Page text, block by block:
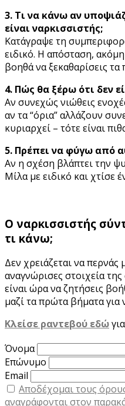
3. Τι να κάνω αν
είναι ναρκισσιστής;
Κατάγραψε τη
ειδικό. Η απόσταση,
βοηθά να ξεκαθαρίσεις τα
4. Πώς θα ξέρω ότι δεν
Αν συνεχώς νιώθεις
αν τα “όρια” αλλάζουν
κυριαρχεί – τότε είναι
5. Πρέπει να φύγω από
Αν η σχέση βλάπτει την
Μίλα με ειδικό και χτίσε
Ο ναρκισσιστής
τι κάνω;
Δεν χρειάζεται να
αναγνώρισες στοιχεία
είναι ώρα να ζητήσεις
μαζί τα πρώτα βήματα για
Κλείσε ραντεβού εδώ
Όνομα
Επώνυμο
Email
Αποδέχομαι τους
αναγράφονται στον